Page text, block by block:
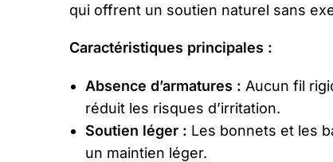
qui offrent un soutien naturel sans
Caractéristiques principales :
Absence d’armatures : Aucun fil
réduit les risques d’irritation.
Soutien léger : Les bonnets et les
un maintien léger.